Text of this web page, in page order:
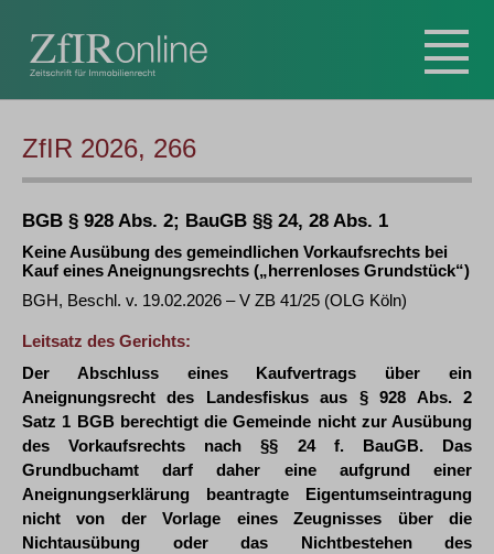
ZfIR 2026, 266
BGB § 928 Abs. 2; BauGB §§ 24, 28 Abs. 1
Keine Ausübung des gemeindlichen Vorkaufsrechts bei
Kauf eines Aneignungsrechts („herrenloses Grundstück“)
BGH, Beschl. v. 19.02.2026 – V ZB 41/25 (OLG Köln)
Leitsatz des Gerichts:
Der Abschluss eines Kaufvertrags über ein
Aneignungsrecht des Landesfiskus aus § 928 Abs. 2
Satz 1 BGB berechtigt die Gemeinde nicht zur Ausübung
des Vorkaufsrechts nach §§ 24 f. BauGB. Das
Grundbuchamt darf daher eine aufgrund einer
Aneignungserklärung beantragte Eigentumseintragung
nicht von der Vorlage eines Zeugnisses über die
Nichtausübung oder das Nichtbestehen des